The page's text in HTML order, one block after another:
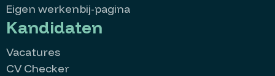
Eigen werkenbij-pagina
Kandidaten
Vacatures
CV Checker